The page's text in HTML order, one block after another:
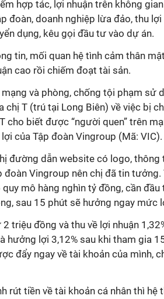
hợp tác, lợi nhuận trên không
đoàn, doanh nghiệp lừa đảo, thu
dụng, kêu gọi đầu tư vào dự án.
tin, mối quan hệ tình cảm thân
cao rồi chiếm đoạt tài sản.
và phòng, chống tội phạm sử
chị T (trú tại Long Biên) về việc bị
cho biết được “người quen” trên
của Tập đoàn Vingroup (Mã: VIC).
đường dẫn website có logo, thông
đoàn Vingroup nên chị đã tin tưởng.
mô hàng nghìn tỷ đồng, cần đầu
sau 15 phút sẽ hưởng ngay mức
triệu đồng và thu về lợi nhuận
hưởng lợi 3,12% sau khi tham gia
đẩy ngay về tài khoản của mình,
rút tiền về tài khoản cá nhân thì hệ